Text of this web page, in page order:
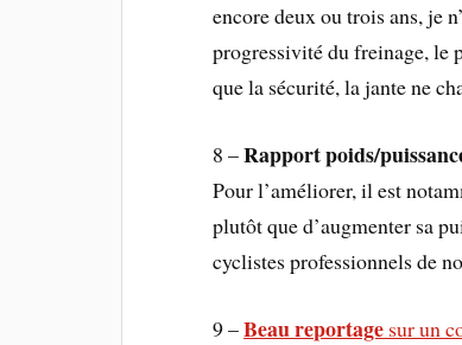
encore deux ou trois ans, je
progressivité du freinage, le
que la sécurité, la jante ne
8 –Rapport poids/
Pour l’améliorer, il est
plutôt que d’augmenter sa
cyclistes professionnels de
9 –Beau reportage sur un